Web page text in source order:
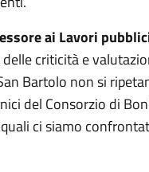
ai Lavori
criticità e
Bartolo non si
del Consorzio di
ci siamo